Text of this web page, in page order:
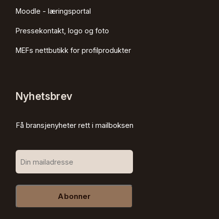
Moodle - læringsportal
Pressekontakt, logo og foto
MEFs nettbutikk for profilprodukter
Nyhetsbrev
Få bransjenyheter rett i mailboksen
Abonner